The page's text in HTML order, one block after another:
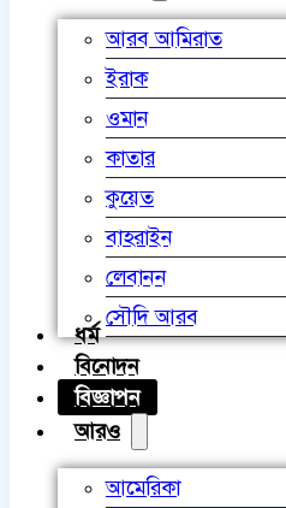
আরব আমিরাত
ইরাক
ওমান
কাতার
কুয়েত
বাহরাইন
লেবানন
সৌদি আরব
ধর্ম
বিনোদন
বিজ্ঞাপন
আরও
আমেরিকা